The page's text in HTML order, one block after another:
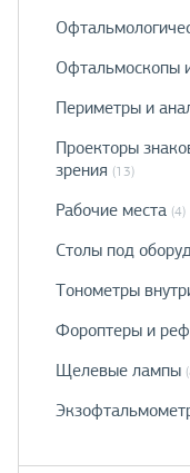
Офтальмоскопы
Периметры и
Проекторы
зрения (13)
Рабочие места (4)
Столы под
Тонометры
Фороптеры и
Щелевые лампы